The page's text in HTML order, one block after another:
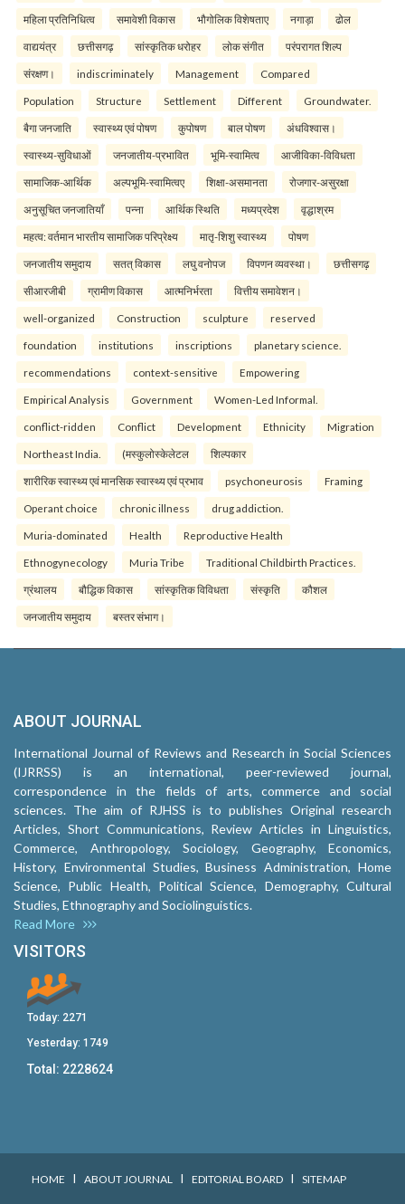
महिला प्रतिनिधित्व समावेशी विकास भौगोलिक विशेषताए नगाड़ा ढोल
वाद्ययंत्र छत्तीसगढ़ सांस्कृतिक धरोहर लोक संगीत परंपरागत शिल्प
संरक्षण। indiscriminately Management Compared
Population Structure Settlement Different Groundwater.
बैगा जनजाति स्वास्थ्य एवं पोषण कुपोषण बाल पोषण अंधविश्वास।
स्वास्थ्य-सुविधाओं जनजातीय-प्रभावित भूमि-स्वामित्व आजीविका-विविधता
सामाजिक-आर्थिक अल्पभूमि-स्वामित्वए शिक्षा-असमानता रोजगार-असुरक्षा
अनुसूचित जनजातियाँ पन्ना आर्थिक स्थिति मध्यप्रदेश वृद्धाश्रम
महत्व: वर्तमान भारतीय सामाजिक परिप्रेक्ष्य मातृ-शिशु स्वास्थ्य पोषण
जनजातीय समुदाय सतत् विकास लघु वनोपज विपणन व्यवस्था। छत्तीसगढ़
सीआरजीबी ग्रामीण विकास आत्मनिर्भरता वित्तीय समावेशन।
well-organized Construction sculpture reserved
foundation institutions inscriptions planetary science.
recommendations context-sensitive Empowering
Empirical Analysis Government Women-Led Informal.
conflict-ridden Conflict Development Ethnicity Migration
Northeast India. (मस्कुलोस्केलेटल शिल्पकार
शारीरिक स्वास्थ्य एवं मानसिक स्वास्थ्य एवं प्रभाव psychoneurosis Framing
Operant choice chronic illness drug addiction.
Muria-dominated Health Reproductive Health
Ethnogynecology Muria Tribe Traditional Childbirth Practices.
ग्रंथालय बौद्धिक विकास सांस्कृतिक विविधता संस्कृति कौशल
जनजातीय समुदाय बस्तर संभाग।
ABOUT JOURNAL
International Journal of Reviews and Research in Social Sciences
(IJRRSS) is an international, peer-reviewed journal,
correspondence in the fields of arts, commerce and social
sciences. The aim of RJHSS is to publishes Original research
Articles, Short Communications, Review Articles in Linguistics,
Commerce, Anthropology, Sociology, Geography, Economics,
History, Environmental Studies, Business Administration, Home
Science, Public Health, Political Science, Demography, Cultural
Studies, Ethnography and Sociolinguistics.
Read More
VISITORS
Today: 2271
Yesterday: 1749
Total: 2228624
HOME I ABOUT JOURNAL I EDITORIAL BOARD I SITEMAP